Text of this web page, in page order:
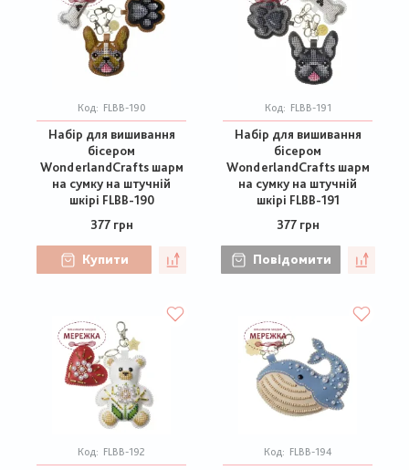
Код: FLBB-190
Набір для вишивання
бісером
WonderlandCrafts шарм
на сумку на штучній
шкірі FLBB-190
377 грн
Купити
Код: FLBB-191
Набір для вишивання
бісером
WonderlandCrafts шарм
на сумку на штучній
шкірі FLBB-191
377 грн
Повідомити
Код: FLBB-192 Код: FLBB-194